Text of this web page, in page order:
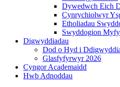
Dywedwch Eich
Cynrychiolwyr
Etholiadau
Swyddogion
Digwyddiadau
Dod o Hyd i
Glasfyfyrwyr 2026
Cyngor Academaidd
Hwb Adnoddau